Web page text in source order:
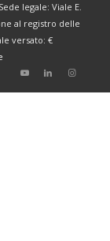
legale: Viale E.
al registro delle
versato: €